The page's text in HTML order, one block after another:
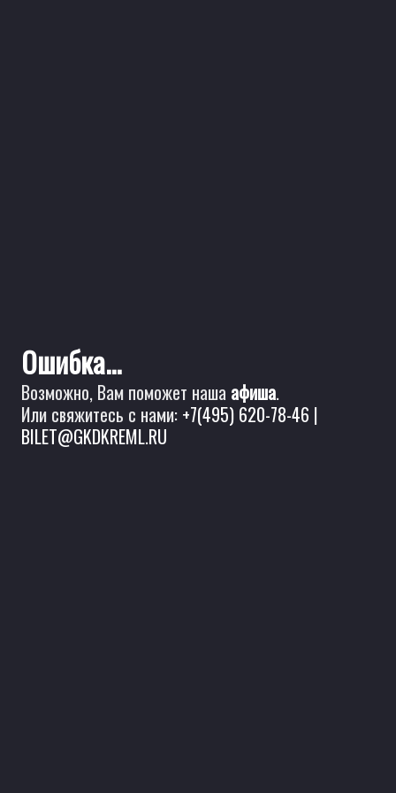
Ошибка...
Возможно, Вам поможет наша афиша.
Или свяжитесь с нами: +7(495) 620-78-46 |
BILET@GKDKREML.RU